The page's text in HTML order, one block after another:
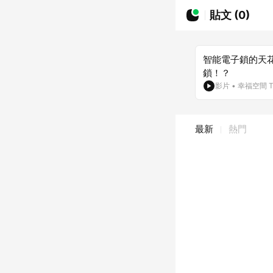
貼文 (0)
智能電子鎖的天
鎖！？
影片 • 幸福空間
最新 熱門